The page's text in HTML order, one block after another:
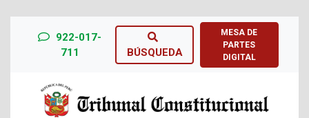
922-017-
711
BÚSQUEDA
MESA DE
PARTES
DIGITAL